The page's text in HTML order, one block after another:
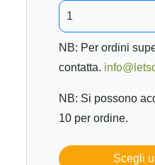
NB: Per ordini
contatta.
NB: Si possono
10 per ordine.
Scegli